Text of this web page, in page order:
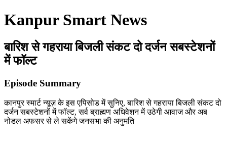
Kanpur Smart News
बारिश से गहराया बिजली संकट दो दर्जन सबस्टेशनों
में फॉल्ट
Episode Summary
कानपुर स्मार्ट न्यूज़ के इस एपिसोड में सुनिए, बारिश से गहराया बिजली संकट दो
दर्जन सबस्टेशनों में फॉल्ट, सर्व ब्राह्मण अधिवेशन में उठेगी आवाज और अब
नोडल अफसर से ले सकेंगे जनसभा की अनुमति